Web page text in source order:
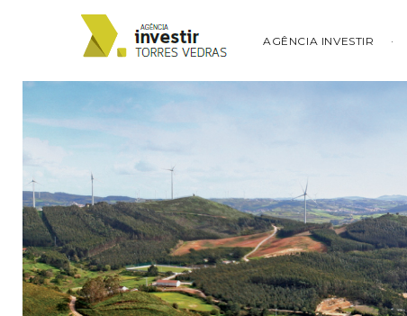
AGÊNCIA INVESTIR